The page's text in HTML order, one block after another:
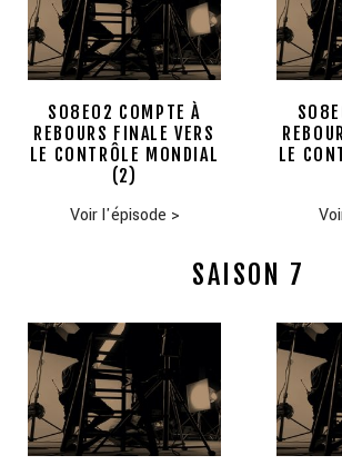
S08E02 COMPTE À
REBOURS FINALE VERS
LE CONTRÔLE MONDIAL
(2)
Voir l'épisode >
LE
SAISON 7